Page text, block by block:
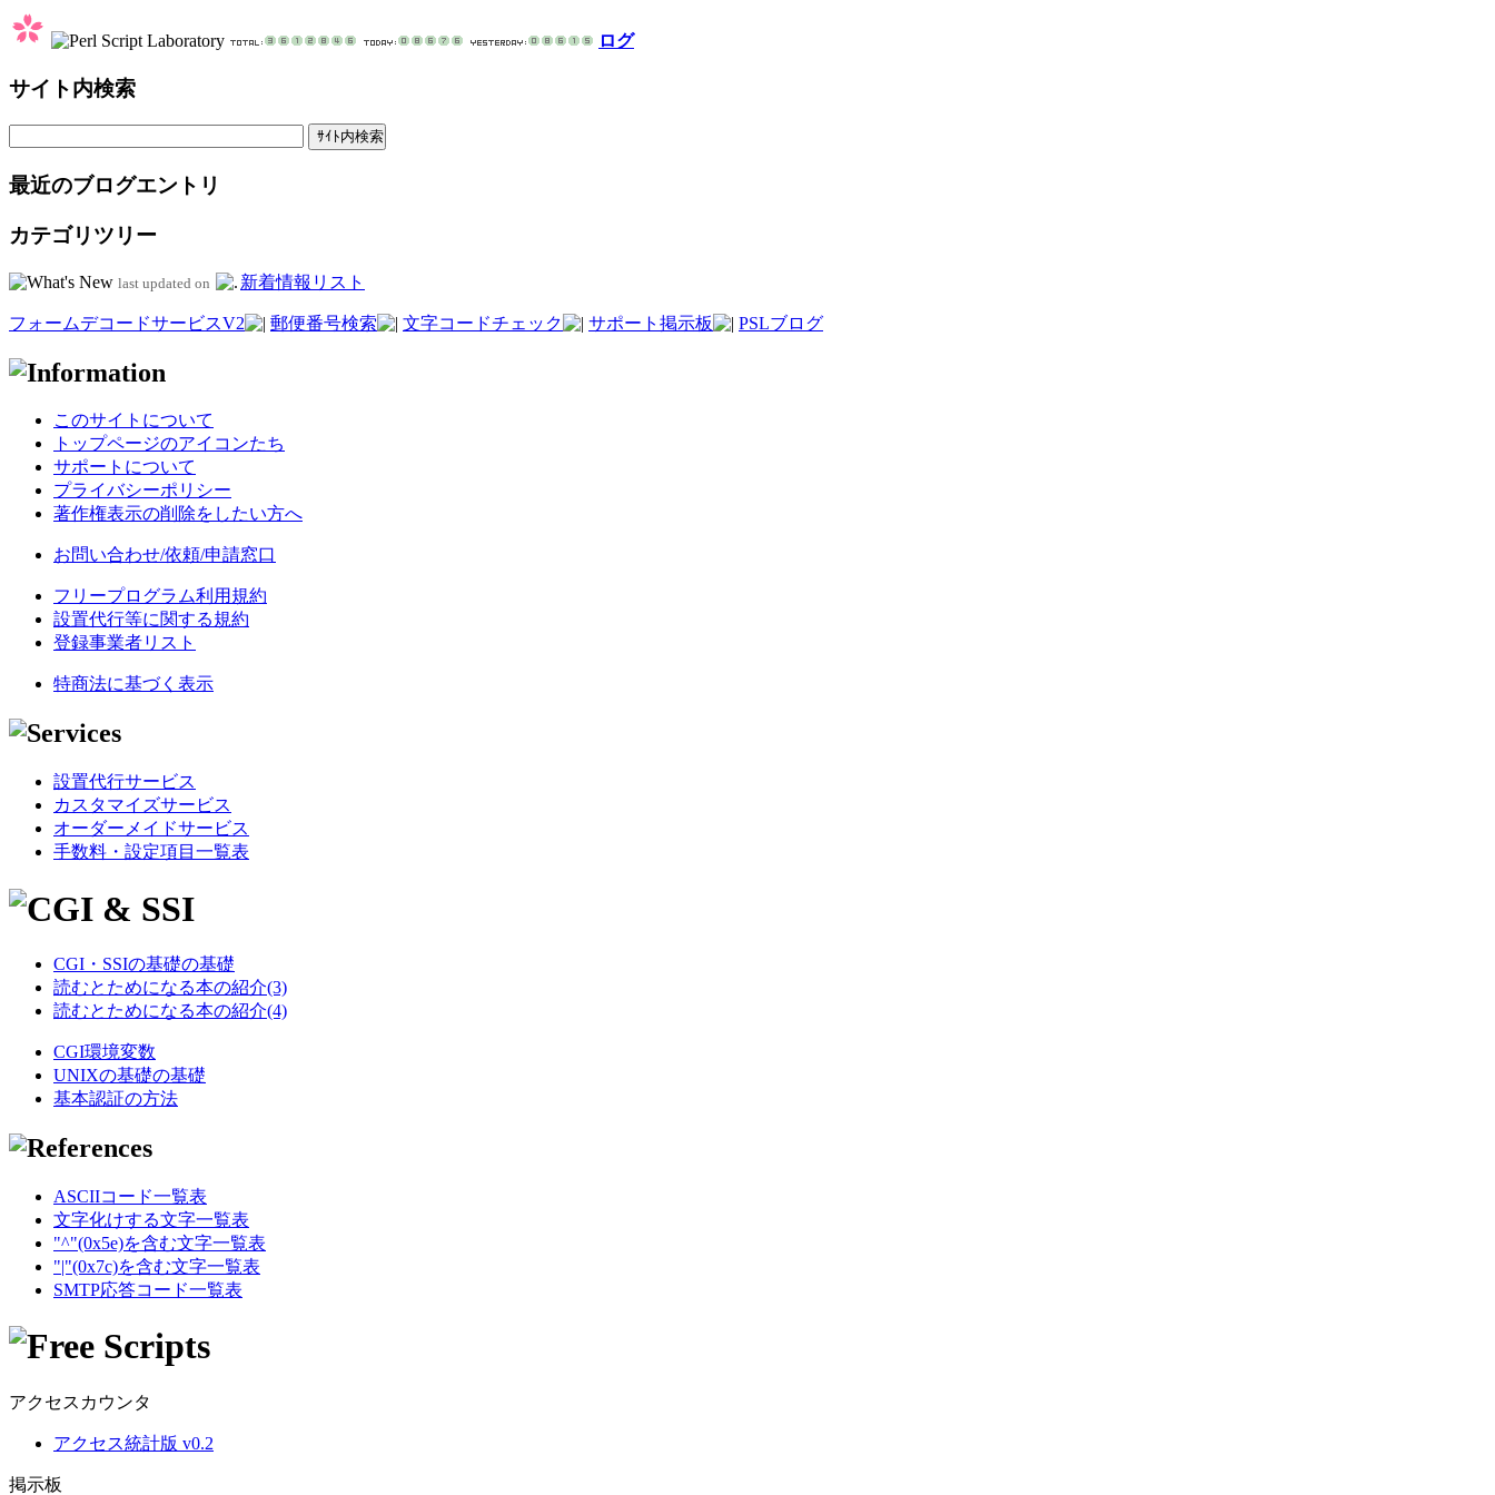
ログ
サイト内検索
最近のブログエントリ
カテゴリツリー
last updated on 新着情報リスト
フォームデコードサービスV2 郵便番号検索 文字コードチェック サポート掲示板 PSLブログ
このサイトについて
トップページのアイコンたち
サポートについて
プライバシーポリシー
著作権表示の削除をしたい方へ
お問い合わせ/依頼/申請窓口
フリープログラム利用規約
設置代行等に関する規約
登録事業者リスト
特商法に基づく表示
設置代行サービス
カスタマイズサービス
オーダーメイドサービス
手数料・設定項目一覧表
CGI・SSIの基礎の基礎
読むとためになる本の紹介(3)
読むとためになる本の紹介(4)
CGI環境変数
UNIXの基礎の基礎
基本認証の方法
ASCIIコード一覧表
文字化けする文字一覧表
"^"(0x5e)を含む文字一覧表
"|"(0x7c)を含む文字一覧表
SMTP応答コード一覧表
アクセスカウンタ
アクセス統計版 v0.2
掲示板